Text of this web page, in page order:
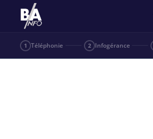
1 Téléphonie 2 Infogérance